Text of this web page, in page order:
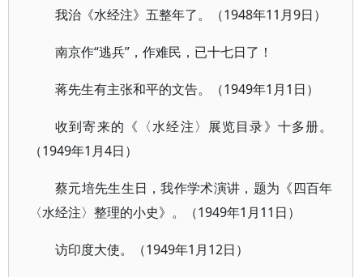
我治《水经注》五整年了。（1948年11月9日）
南京作“逃兵”，作难民，已十七日了！
蒋先生有主张和平的文告。（1949年1月1日）
收到寄来的《〈水经注〉展览目录》十多册。
（1949年1月4日）
蔡元培先生生日，我作学术演讲，题为《四百年
〈水经注〉整理的小史》。（1949年1月11日）
访印度大使。（1949年1月12日）